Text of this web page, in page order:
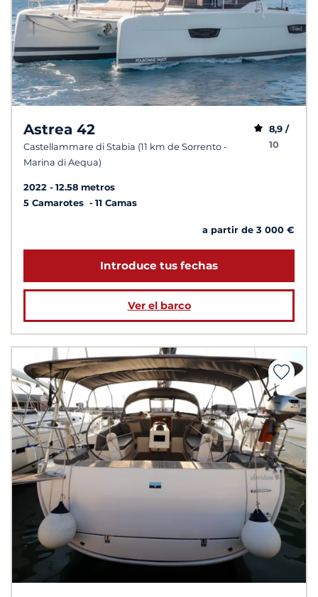
Astrea 42
Castellammare di Stabia (11 km de Sorrento -
Marina di Aequa)
8,9 /
10
2022
12.58 metros
5 Camarotes
11 Camas
a partir de 3 000 €
Introduce tus fechas
Ver el barco